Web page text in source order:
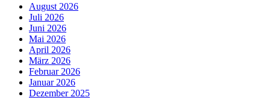
August 2026
Juli 2026
Juni 2026
Mai 2026
April 2026
März 2026
Februar 2026
Januar 2026
Dezember 2025